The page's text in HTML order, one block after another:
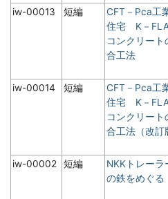
iw-00013
短編
CFT－Pca工
住宅 K－
コンクリート
合工法
iw-00014 短編
CFT－Pca工
住宅 K－
コンクリート
合工法（改訂
iw-00002 短編
NKKトレー
の鉄をめぐる